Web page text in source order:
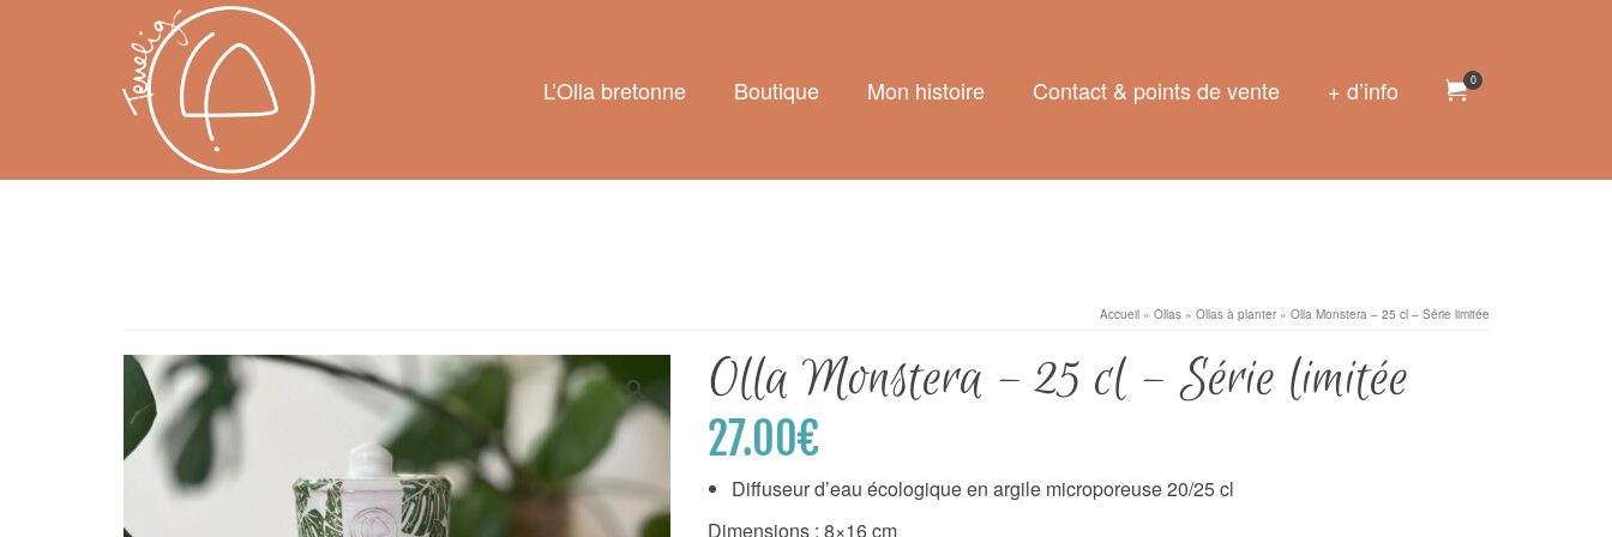
L’Olla bretonne Boutique Mon histoire Contact & points de vente + d’info 0
Accueil » Ollas » Ollas à planter » Olla Monstera – 25 cl – Série limitée
Olla Monstera – 25 cl – Série limitée
27.00€
Diffuseur d’eau écologique en argile microporeuse 20/25 cl
Dimensions : 8×16 cm